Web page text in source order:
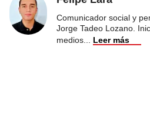
Comunicador social y
Jorge Tadeo Lozano.
medios
Leer más